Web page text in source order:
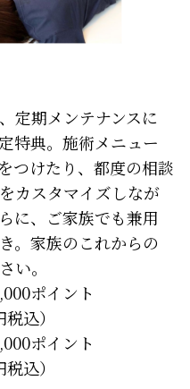
定期メンテナンスに
特典。施術メニュー
つけたり、都度の相談
カスタマイズしなが
に、ご家族でも兼用
。家族のこれからの
い。
ポイント
込）
ポイント
込）